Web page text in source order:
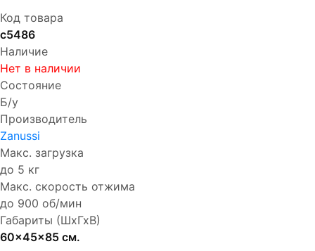
Код товара
с5486
Наличие
Нет в наличии
Состояние
Б/у
Производитель
Zanussi
Макс. загрузка
до 5 кг
Макс. скорость отжима
до 900 об/мин
Габариты (ШхГхВ)
60x45x85 см.